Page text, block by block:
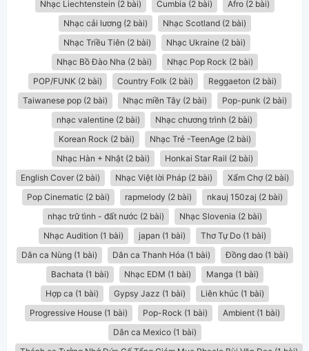
Nhạc Liechtenstein (2 bài)
Cumbia (2 bài)
Afro (2 bài)
Nhạc cải lương (2 bài)
Nhạc Scotland (2 bài)
Nhạc Triều Tiên (2 bài)
Nhạc Ukraine (2 bài)
Nhạc Bồ Đào Nha (2 bài)
Nhạc Pop Rock (2 bài)
POP/FUNK (2 bài)
Country Folk (2 bài)
Reggaeton (2 bài)
Taiwanese pop (2 bài)
Nhạc miền Tây (2 bài)
Pop-punk (2 bài)
nhạc valentine (2 bài)
Nhạc chương trình (2 bài)
Korean Rock (2 bài)
Nhạc Trẻ -TeenAge (2 bài)
Nhạc Hàn + Nhật (2 bài)
Honkai Star Rail (2 bài)
English Cover (2 bài)
Nhạc Việt lời Pháp (2 bài)
Xẩm Chợ (2 bài)
Pop Cinematic (2 bài)
rapmelody (2 bài)
nkauj 150zaj (2 bài)
nhạc trữ tình - đất nước (2 bài)
Nhạc Slovenia (2 bài)
Nhạc Audition (1 bài)
japan (1 bài)
Thơ Tự Do (1 bài)
Dân ca Nùng (1 bài)
Dân ca Thanh Hóa (1 bài)
Đồng dao (1 bài)
Bachata (1 bài)
Nhạc EDM (1 bài)
Manga (1 bài)
Hợp ca (1 bài)
Gypsy Jazz (1 bài)
Liên khúc (1 bài)
Progressive House (1 bài)
Pop-Rock (1 bài)
Ambient (1 bài)
Dân ca Mexico (1 bài)